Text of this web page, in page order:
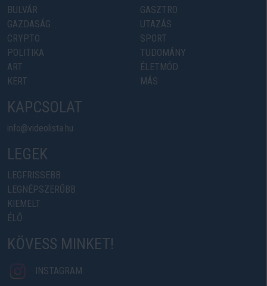
BULVÁR
GAZDASÁG
CRYPTO
POLITIKA
ART
KERT
GASZTRO
UTAZÁS
SPORT
TUDOMÁNY
ÉLETMÓD
MÁS
KAPCSOLAT
info@videolista.hu
LEGEK
LEGFRISSEBB
LEGNÉPSZERŰBB
KIEMELT
ÉLŐ
KÖVESS MINKET!
INSTAGRAM